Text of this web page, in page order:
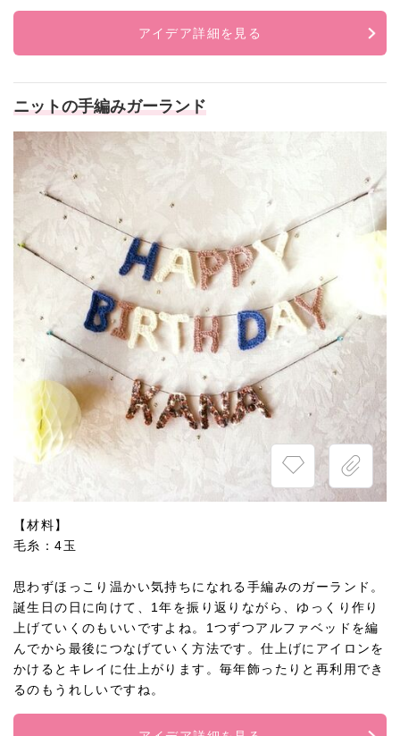
アイデア詳細を見る
ニットの手編みガーランド
【材料】
毛糸：4玉
思わずほっこり温かい気持ちになれる手編みのガーランド。
誕生日の日に向けて、1年を振り返りながら、ゆっくり作り
上げていくのもいいですよね。1つずつアルファベッドを編
んでから最後につなげていく方法です。仕上げにアイロンを
かけるとキレイに仕上がります。毎年飾ったりと再利用でき
るのもうれしいですね。